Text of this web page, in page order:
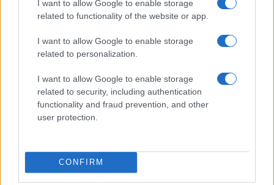
I want to allow Google to enable storage
related to functionality of the website or app.
I want to allow Google to enable storage
related to personalization.
I want to allow Google to enable storage
related to security, including authentication
functionality and fraud prevention, and other
user protection.
CONFIRM
Ethereum
(ETH)
$1,912.76
kpk ETH Yield $2,030.62
Tether